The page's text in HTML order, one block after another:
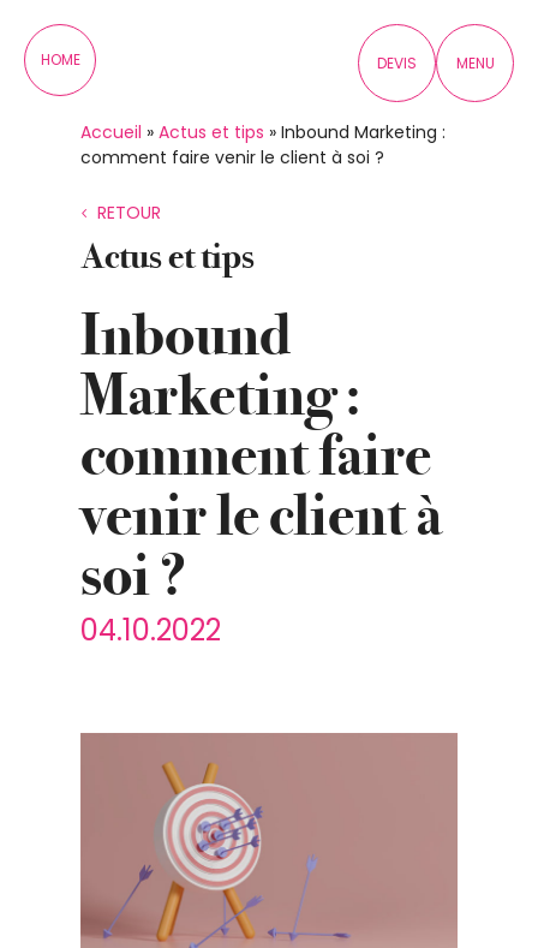
HOME DEVIS MENU
Accueil »Actus et tips »Inbound Marketing :
comment faire venir le client à soi ?
RETOUR
Actus et tips
Inbound
Marketing :
comment faire
venir le client à
soi ?
04.10.2022